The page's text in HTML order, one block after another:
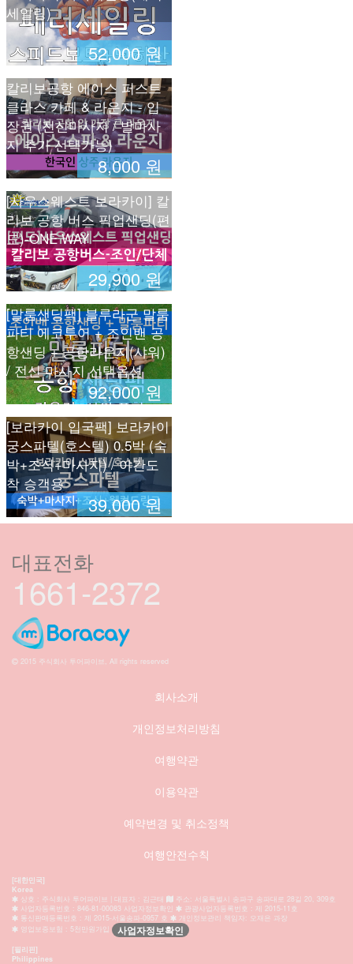
52,000 원
세일링)
8,000 원
칼리보공항 에이스 퍼스트
클라스 카페 & 라운지 - 입
장권 (전신마사지 / 발마사
지 추가 선택가능)
29,900 원
[사우스웨스트 보라카이] 칼
리보 공항 버스 픽업샌딩(편
도)-ONE WAY
92,000 원
[말룸샌딩팩] 블루라군 말룸
파티 에코투어 + 조인밴 공
항샌딩 + 공항라운지(샤워)
/ 전신 마사지 선택옵션
39,000 원
[보라카이 입국팩] 보라카이
궁스파텔(호스텔) 0.5박 (숙
박+조식+마사지) / 야간도
착 승객용
대표전화
1661-2372
2015 주식회사 투어파이브, All rights reserved
회사소개
개인정보처리방침
여행약관
이용약관
예약변경 및 취소정책
여행안전수칙
[대한민국]
Korea
상호 : 주식회사 투어파이브 | 대표자 : 김근태
주소: 서울특별시 송파구 송파대로 28길 20, 309호
사업자등록번호 : 846-81-00083 사업자정보확인
관광사업자등록번호 : 제 2015-11호
통신판매등록번호 : 제 2015-서울송파-0957 호
개인정보관리 책임자: 오재은 과장
영업보증보험 : 5천만원가입
사업자정보확인
[필리핀]
Philippines